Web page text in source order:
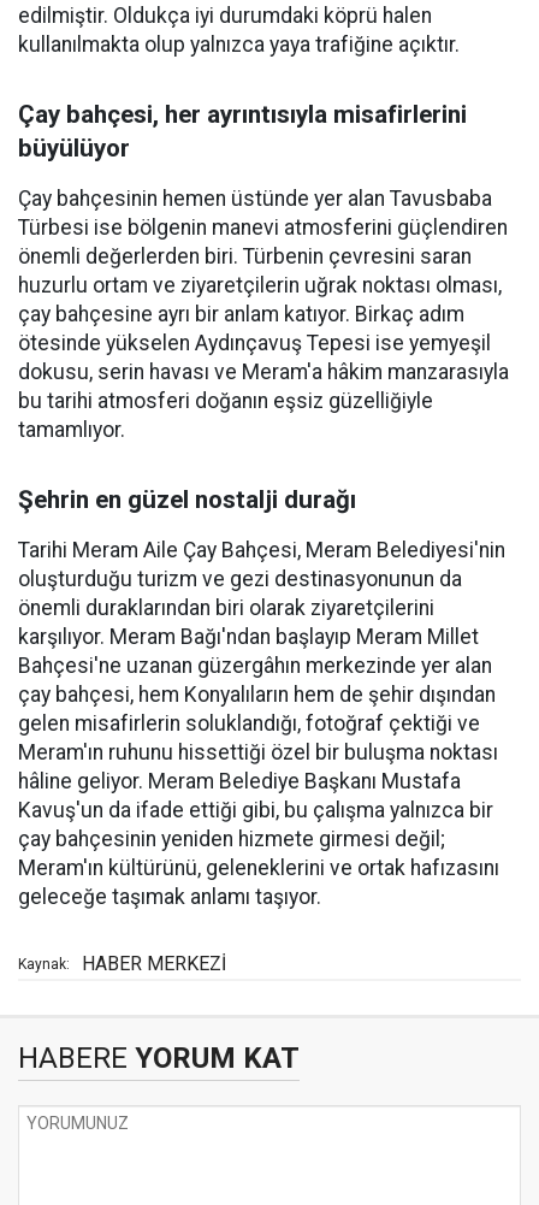
edilmiştir. Oldukça iyi durumdaki köprü halen
kullanılmakta olup yalnızca yaya trafiğine açıktır.
Çay bahçesi, her ayrıntısıyla misafirlerini
büyülüyor
Çay bahçesinin hemen üstünde yer alan Tavusbaba
Türbesi ise bölgenin manevi atmosferini güçlendiren
önemli değerlerden biri. Türbenin çevresini saran
huzurlu ortam ve ziyaretçilerin uğrak noktası olması,
çay bahçesine ayrı bir anlam katıyor. Birkaç adım
ötesinde yükselen Aydınçavuş Tepesi ise yemyeşil
dokusu, serin havası ve Meram'a hâkim manzarasıyla
bu tarihi atmosferi doğanın eşsiz güzelliğiyle
tamamlıyor.
Şehrin en güzel nostalji durağı
Tarihi Meram Aile Çay Bahçesi, Meram Belediyesi'nin
oluşturduğu turizm ve gezi destinasyonunun da
önemli duraklarından biri olarak ziyaretçilerini
karşılıyor. Meram Bağı'ndan başlayıp Meram Millet
Bahçesi'ne uzanan güzergâhın merkezinde yer alan
çay bahçesi, hem Konyalıların hem de şehir dışından
gelen misafirlerin soluklandığı, fotoğraf çektiği ve
Meram'ın ruhunu hissettiği özel bir buluşma noktası
hâline geliyor. Meram Belediye Başkanı Mustafa
Kavuş'un da ifade ettiği gibi, bu çalışma yalnızca bir
çay bahçesinin yeniden hizmete girmesi değil;
Meram'ın kültürünü, geleneklerini ve ortak hafızasını
geleceğe taşımak anlamı taşıyor.
Kaynak: HABER MERKEZİ
HABERE YORUM KAT